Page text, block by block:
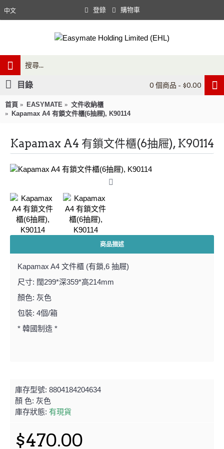
中文 登錄 購物車
0 個商品 - $0.00
目錄
首頁 EASYMATE
文件收納櫃
Kapamax A4 有鎖文件櫃(6抽屜), K90114
Kapamax A4 有鎖文件櫃(6抽屜), K90114
商品描述
Kapamax A4 文件櫃 (有鎖,6 抽屜)
尺寸: 闊299*深359*高214mm
顏色: 灰色
包裝: 4個/箱
* 韓國制造 *
庫存型號: 8804184204634
顏 色: 灰色
庫存狀態: 有現貨
$470.00